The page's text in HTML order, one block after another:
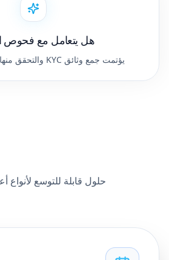
هل يتعامل مع فحوص
يؤتمت جمع وثائق KYC والتحقق منها قبل بدء الرحلة.
حلول قابلة للتوسع لأنواع